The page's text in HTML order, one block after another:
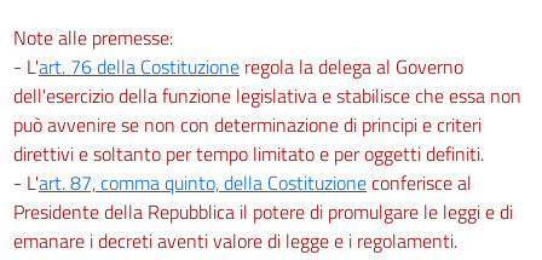
Note alle premesse:
- L'art. 76 della Costituzione regola la delega al Governo
dell'esercizio della funzione legislativa e stabilisce che essa non
può avvenire se non con determinazione di principi e criteri
direttivi e soltanto per tempo limitato e per oggetti definiti.
- L'art. 87, comma quinto, della Costituzioneconferisce al
Presidente della Repubblica il potere di promulgare le leggi e di
emanare i decreti aventi valore di legge e i regolamenti.